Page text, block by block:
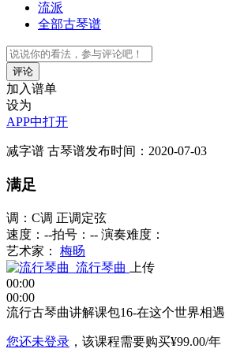
流派
全部古琴谱
评论
加入谱单
设为
APP中打开
减字谱 古琴谱发布时间：2020-07-03
满足
调：C调 正调定弦
速度：--拍号：-- 演奏难度：
艺术家： 梅旸
流行琴曲
上传
00:00
00:00
流行古琴曲讲解课包16-在这个世界相遇
您还未登录 ，该课程需要购买¥99.00/年